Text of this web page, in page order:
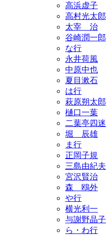
高浜虚子
高村光太郎
太宰 治
谷崎潤一郎
な行
永井荷風
中原中也
夏目漱石
は行
萩原朔太郎
樋口一葉
二葉亭四迷
堀 辰雄
ま行
正岡子規
三島由紀夫
宮沢賢治
森 鴎外
や行
横光利一
与謝野晶子
ら・わ行